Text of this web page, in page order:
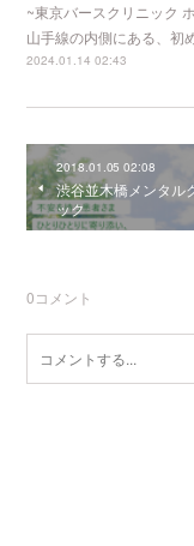
~東京バースクリニック
山手線の内側にある、初
2024.01.14 02:43
2018.01.05 02:08
渋谷並木橋メンタル
ック
0コメント